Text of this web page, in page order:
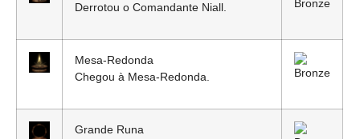
Derrotou o Comandante Niall.
Mesa-Redonda
Chegou à Mesa-Redonda.
Grande Runa